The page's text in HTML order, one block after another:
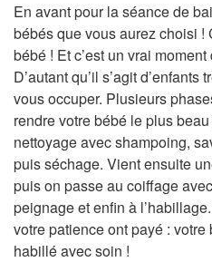
En avant pour la séance de
bébés que vous aurez choisi !
bébé ! Et c’est un vrai
D’autant qu’il s’agit
vous occuper. Plusieurs
rendre votre bébé le plus
nettoyage avec shampoing,
puis séchage. Vient ensuite
puis on passe au coiffage
peignage et enfin à
votre patience ont payé :
habillé avec soin !